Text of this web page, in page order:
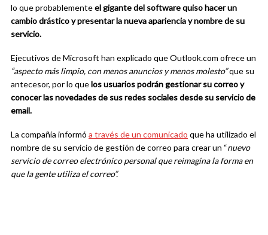
lo que probablementeel gigante del software quiso hacer un
cambio drástico y presentar la nueva apariencia y nombre de su
servicio.
Ejecutivos de Microsoft han explicado que Outlook.com ofrece un
“aspecto más limpio, con menos anuncios y menos molesto”que su
antecesor, por lo quelos usuarios podrán gestionar su correo y
conocer las novedades de sus redes sociales desde su servicio de
email.
La compañía informó a través de un comunicado que ha utilizado el
nombre de su servicio de gestión de correo para crear un “nuevo
servicio de correo electrónico personal que reimagina la forma en
que la gente utiliza el correo”.